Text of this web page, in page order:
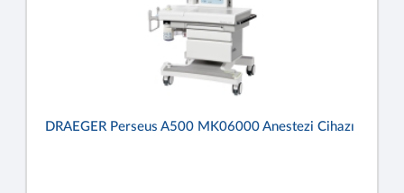
DRAEGER Perseus A500 MK06000 Anestezi Cihazı